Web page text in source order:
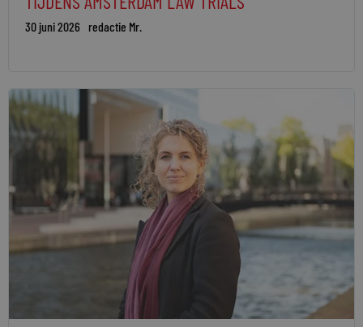
30 juni 2026 redactie Mr.